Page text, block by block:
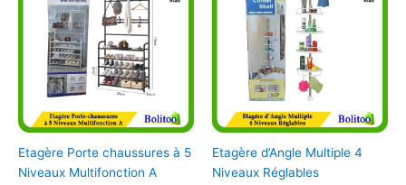
Etagère Porte chaussures à 5
Niveaux Multifonction A
Etagère d’Angle Multiple 4
Niveaux Réglables